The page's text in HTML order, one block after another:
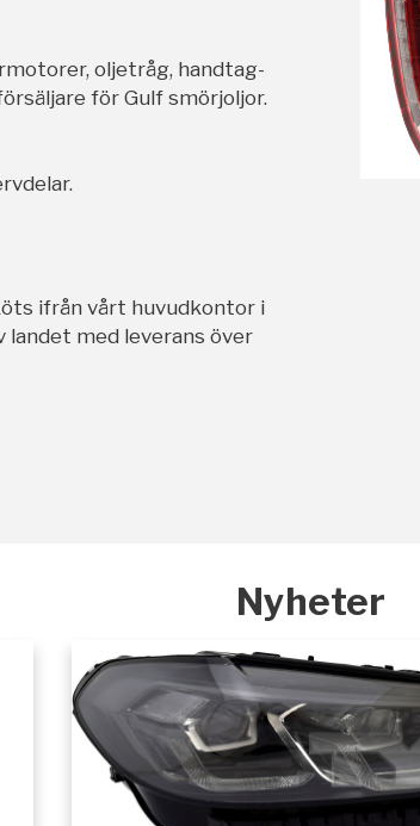
oljetråg, handtag-
för Gulf smörjoljor.
ifrån vårt huvudkontor i
landet med leverans över
Nyheter